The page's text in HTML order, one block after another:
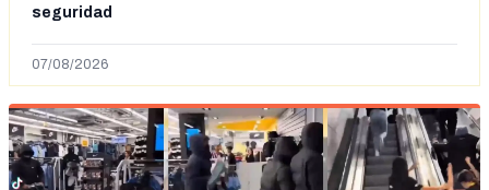
seguridad
07/08/2026